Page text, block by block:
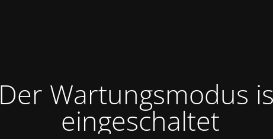
Der Wartungsmodus
eingeschaltet